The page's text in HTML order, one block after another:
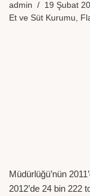
admin 19 Şubat
Et ve Süt Kurumu,
Müdürlüğü’nün
2012’de 24 bin 222